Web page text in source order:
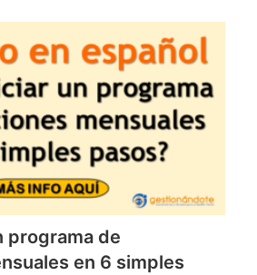
programa de
en 6 simples